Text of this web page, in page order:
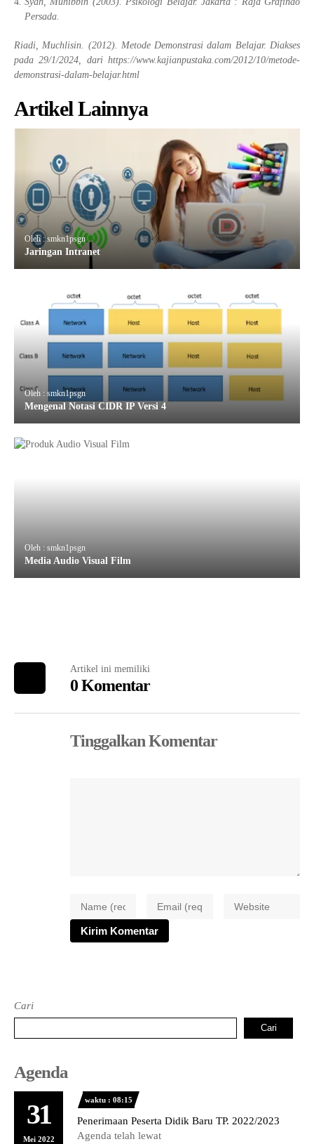
Persada.
Riadi, Muchlisin. (2012). Metode Demonstrasi dalam Belajar. Diakses
pada 29/1/2024, dari https://www.kajianpustaka.com/2012/10/metode-
demonstrasi-dalam-belajar.html
Artikel Lainnya
Oleh : smkn1psgn
Jaringan Intranet
Oleh : smkn1psgn
Mengenal Notasi CIDR IP Versi 4
Oleh : smkn1psgn
Media Audio Visual Film
Artikel ini memiliki
0 Komentar
Tinggalkan Komentar
Cari
Cari
Agenda
31
Mei 2022
waktu : 08:15
Penerimaan Peserta Didik Baru TP. 2022/2023
Agenda telah lewat